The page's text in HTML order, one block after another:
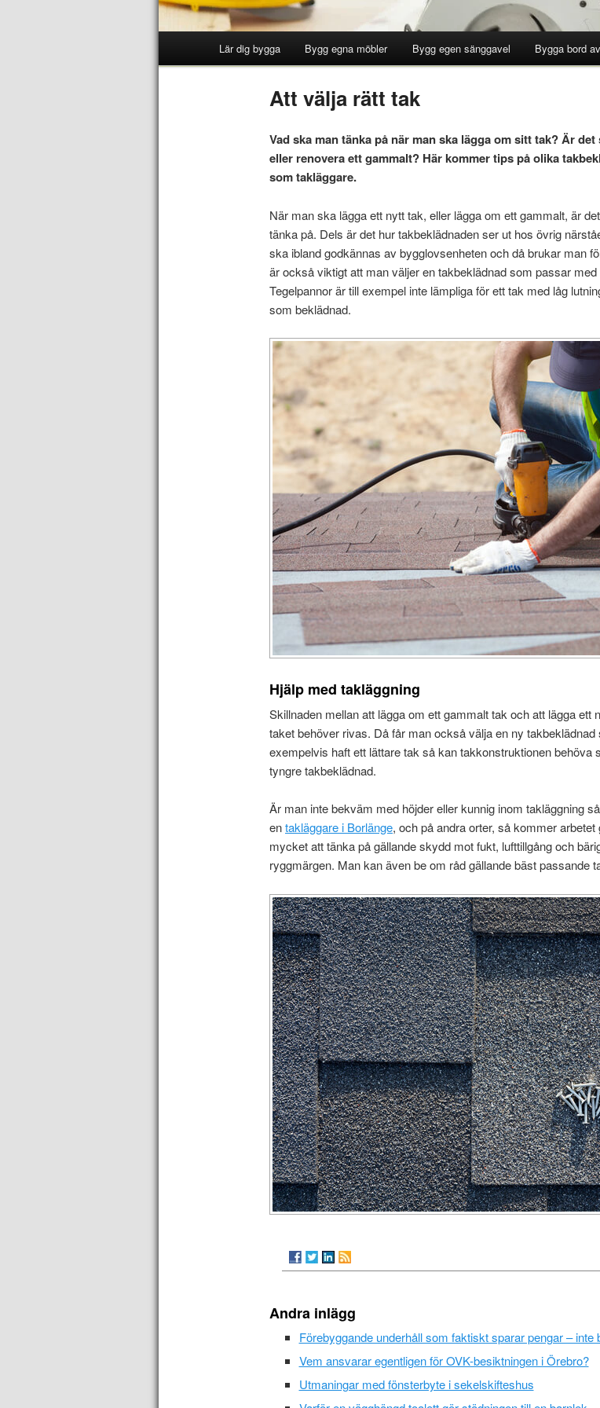
Lär dig bygga Bygg egna möbler Bygg egen sänggavel Bygga bord
Att välja rätt tak
Vad ska man tänka på när man ska lägga om sitt tak? Är
eller renovera ett gammalt? Här kommer tips på olika
som takläggare.
När man ska lägga ett nytt tak, eller lägga om ett gammalt, är
tänka på. Dels är det hur takbeklädnaden ser ut hos övrig
ska ibland godkännas av bygglovsenheten och då brukar man
är också viktigt att man väljer en takbeklädnad som passar
Tegelpannor är till exempel inte lämpliga för ett tak med låg
som beklädnad.
Hjälp med takläggning
Skillnaden mellan att lägga om ett gammalt tak och att lägga ett
taket behöver rivas. Då får man också välja en ny
exempelvis haft ett lättare tak så kan takkonstruktionen behöva
tyngre takbeklädnad.
Är man inte bekväm med höjder eller kunnig inom takläggning
entakläggare i Borlänge, och på andra orter, så kommer
mycket att tänka på gällande skydd mot fukt, lufttillgång och
ryggmärgen. Man kan även be om råd gällande bäst passande
Andra inlägg
Förebyggande underhåll som faktiskt sparar pengar – inte
Vem ansvarar egentligen för OVK-besiktningen i Örebro?
Utmaningar med fönsterbyte i sekelskifteshus